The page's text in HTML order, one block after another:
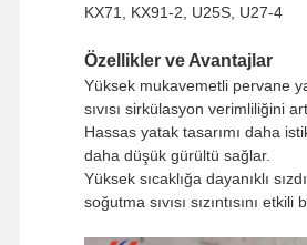
Yöntemi
KX71, KX91-2, U25S, U27-4
Özellikler ve Avantajlar
Yüksek mukavemetli pervane
sıvısı sirkülasyon verimliliğini
Hassas yatak tasarımı daha
daha düşük gürültü sağlar.
Yüksek sıcaklığa dayanıklı
soğutma sıvısı sızıntısını